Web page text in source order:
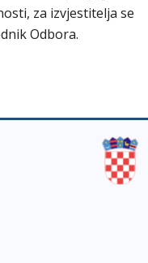
za izvjestitelja se
Odbora.